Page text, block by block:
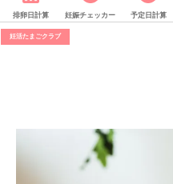
排卵日計算 妊娠チェッカー 予定日計算
妊活たまごクラブ